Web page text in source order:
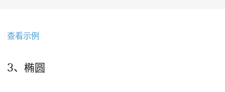
查看示例
3、椭圆